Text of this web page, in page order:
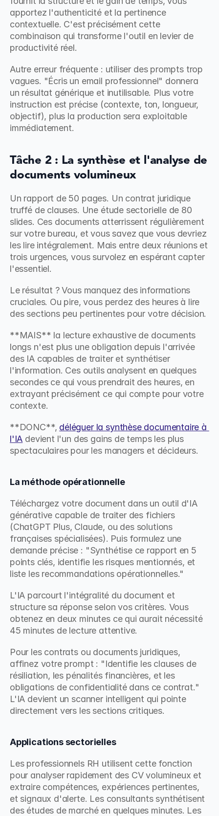
apportez l'authenticité et la pertinence
contextuelle. C'est précisément cette
combinaison qui transforme l'outil en levier de
productivité réel.
Autre erreur fréquente : utiliser des prompts trop
vagues. "Écris un email professionnel" donnera
un résultat générique et inutilisable. Plus votre
instruction est précise (contexte, ton, longueur,
objectif), plus la production sera exploitable
immédiatement.
Tâche 2 : La synthèse et l'analyse de
documents volumineux
Un rapport de 50 pages. Un contrat juridique
truffé de clauses. Une étude sectorielle de 80
slides. Ces documents atterrissent régulièrement
sur votre bureau, et vous savez que vous devriez
les lire intégralement. Mais entre deux réunions et
trois urgences, vous survolez en espérant capter
l'essentiel.
Le résultat ? Vous manquez des informations
cruciales. Ou pire, vous perdez des heures à lire
des sections peu pertinentes pour votre décision.
**MAIS** la lecture exhaustive de documents
longs n'est plus une obligation depuis l'arrivée
des IA capables de traiter et synthétiser
l'information. Ces outils analysent en quelques
secondes ce qui vous prendrait des heures, en
extrayant précisément ce qui compte pour votre
contexte.
**DONC**, déléguer la synthèse documentaire à
l'IA devient l'un des gains de temps les plus
spectaculaires pour les managers et décideurs.
La méthode opérationnelle
Téléchargez votre document dans un outil d'IA
générative capable de traiter des fichiers
(ChatGPT Plus, Claude, ou des solutions
françaises spécialisées). Puis formulez une
demande précise : "Synthétise ce rapport en 5
points clés, identifie les risques mentionnés, et
liste les recommandations opérationnelles."
L'IA parcourt l'intégralité du document et
structure sa réponse selon vos critères. Vous
obtenez en deux minutes ce qui aurait nécessité
45 minutes de lecture attentive.
Pour les contrats ou documents juridiques,
affinez votre prompt : "Identifie les clauses de
résiliation, les pénalités financières, et les
obligations de confidentialité dans ce contrat."
L'IA devient un scanner intelligent qui pointe
directement vers les sections critiques.
Applications sectorielles
Les professionnels RH utilisent cette fonction
pour analyser rapidement des CV volumineux et
extraire compétences, expériences pertinentes,
et signaux d'alerte. Les consultants synthétisent
des études de marché en quelques minutes. Les